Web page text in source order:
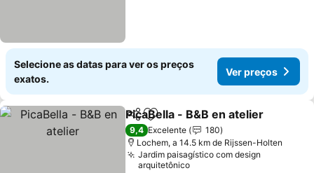
Selecione as datas para ver os preços
exatos.
Ver preços
PartilharAdicionar aos favoritos
PicaBella - B&B en atelier
9,4 Excelente
180
Lochem, a 14.5 km de Rijssen-Holten
Jardim paisagístico com design
arquitetônico